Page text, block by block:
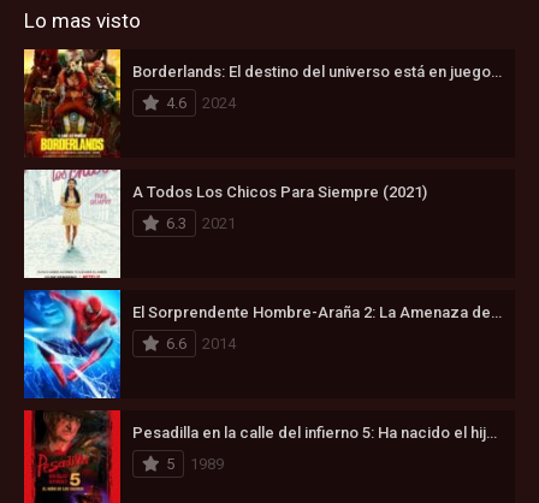
Lo mas visto
4.6
2024
A Todos Los Chicos Para Siempre (2021)
6.3
2021
6.6
2014
5
1989